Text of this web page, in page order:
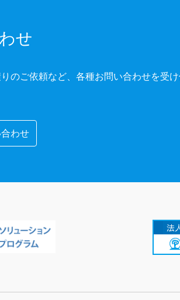
せ
のご依頼など、各種お問い合わせを受け
わせ